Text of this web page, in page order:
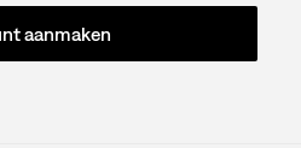
aanmaken